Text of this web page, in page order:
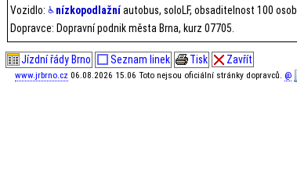
Vozidlo: nízkopodlažníautobus, soloLF, obsaditelnost 100 osob.
Dopravce: Dopravní podnik města Brna, kurz 07705.
Jízdní řády Brno Seznam linek Tisk Zavřít
www.jrbrno.cz 06.08.2026 15.06 Toto nejsou oficiální stránky dopravců. @